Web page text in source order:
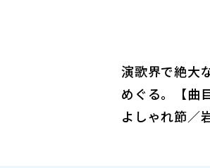
演歌界で絶大
めぐる。【曲
よしゃれ節／